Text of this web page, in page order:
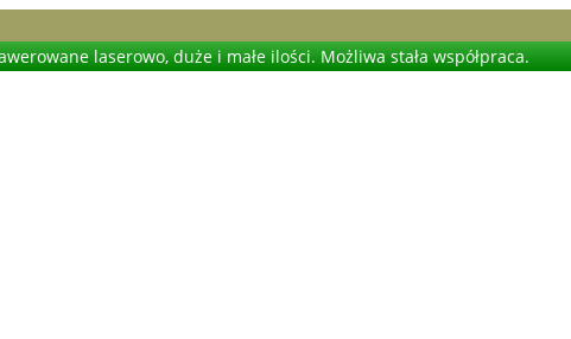
laserowo, duże i małe ilości. Możliwa stała współpraca.